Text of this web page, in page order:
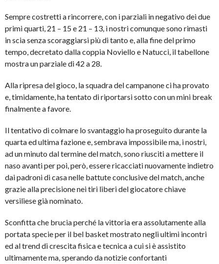
Sempre costretti a rincorrere, con i parziali in negativo dei due
primi quarti, 21 – 15 e 21 – 13, i nostri comunque sono rimasti
in scia senza scoraggiarsi più di tanto e, alla fine del primo
tempo, decretato dalla coppia Noviello e Natucci, il tabellone
mostra un parziale di 42 a 28.
Alla ripresa del gioco, la squadra del campanone ci ha provato
e, timidamente, ha tentato di riportarsi sotto con un mini break
finalmente a favore.
Il tentativo di colmare lo svantaggio ha proseguito durante la
quarta ed ultima fazione e, sembrava impossibile ma, i nostri,
ad un minuto dal termine del match, sono riusciti a mettere il
naso avanti per poi, però, essere ricacciati nuovamente indietro
dai padroni di casa nelle battute conclusive del match, anche
grazie alla precisione nei tiri liberi del giocatore chiave
versiliese già nominato.
Sconfitta che brucia perché la vittoria era assolutamente alla
portata specie per il bel basket mostrato negli ultimi incontri
ed al trend di crescita fisica e tecnica a cui si è assistito
ultimamente ma, sperando da notizie confortanti